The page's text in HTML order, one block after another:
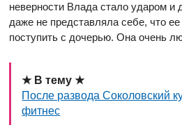
неверности Влада стало ударом
даже не представляла себе, что
поступить с дочерью. Она очень
★ В тему ★
После развода Соколовский
фитнес